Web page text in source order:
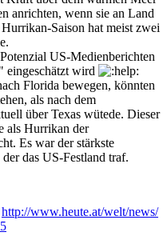
anrichten, wenn sie an Land
Saison hat meist zwei
US-Medienberichten
eingeschätzt wird
Florida bewegen, könnten
als nach dem
über Texas wütede. Dieser
als Hurrikan der
Es war der stärkste
das US-Festland traf.
http://www.heute.at/welt/news/